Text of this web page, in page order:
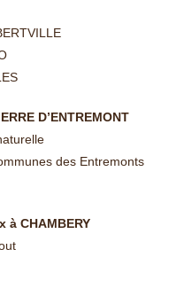
D’ENTREMONT
des Entremonts
à CHAMBERY